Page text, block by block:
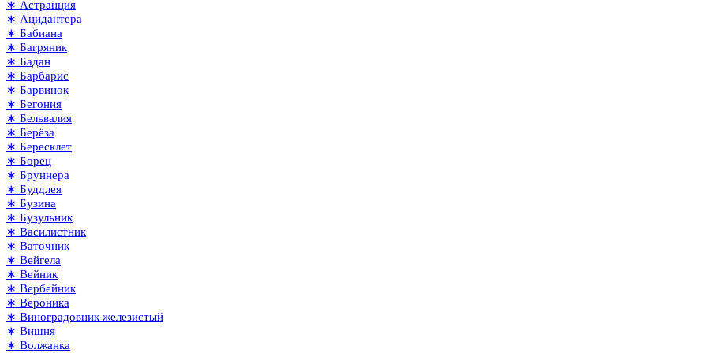
∗ Астранция
∗ Ацидантера
∗ Бабиана
∗ Багряник
∗ Бадан
∗ Барбарис
∗ Барвинок
∗ Бегония
∗ Бельвалия
∗ Берёза
∗ Бересклет
∗ Борец
∗ Бруннера
∗ Буддлея
∗ Бузина
∗ Бузульник
∗ Василистник
∗ Ваточник
∗ Вейгела
∗ Вейник
∗ Вербейник
∗ Вероника
∗ Виноградовник железистый
∗ Вишня
∗ Волжанка